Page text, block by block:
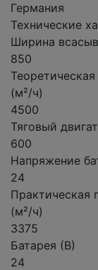
Германия
Технические
Ширина
850
(м²/ч)
4500
Тяговый
600
Напряжение
24
Практическая
(м²/ч)
3375
Батарея (В)
24